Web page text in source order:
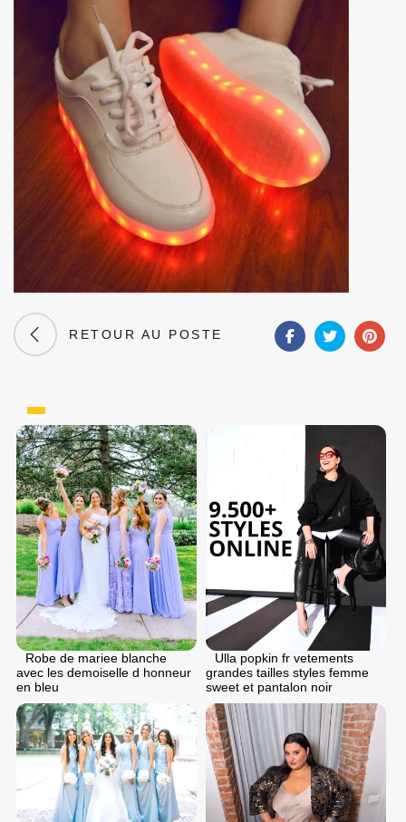
RETOUR AU POSTE
Robe de mariee blanche
avec les demoiselle d honneur
en bleu
Ulla popkin fr vetements
grandes tailles styles femme
sweet et pantalon noir